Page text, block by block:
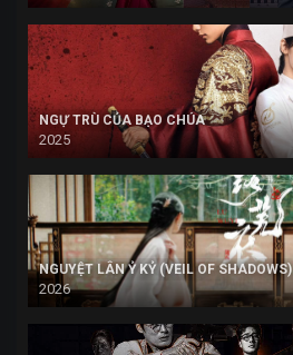
NGỰ TRÙ CỦA BẠO CHÚA
2025
NGUYỆT LÂN Ỷ KỶ (VEIL OF SHADOWS)
2026